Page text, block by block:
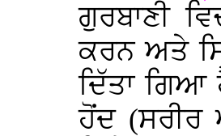
ਗੁਰਬਾਣੀ
ਕਰਨ ਅਤੇ
ਦਿੱਤਾ ਗਿਆ
ਹੋਂਦ